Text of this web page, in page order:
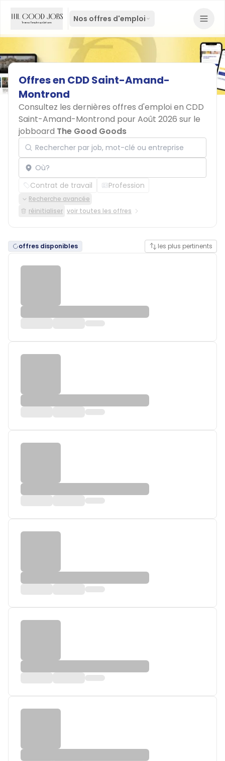
Nos offres d'emploi
Offresen CDDSaint-Amand-
Montrond
Consultez les dernières offres d'emploi en CDD
Saint-Amand-Montrond pour Août 2026 sur le
jobboard The Good Goods
Rechercher par job, mot-clé ou entreprise
Localisation
Contrat de travail Profession
Recherche avancée
réinitialiser voir toutes les offres
offres disponibles les plus pertinents